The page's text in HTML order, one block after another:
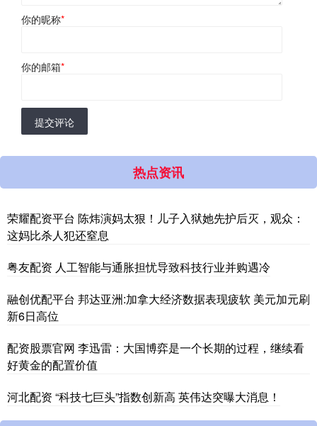
你的昵称*
你的邮箱*
提交评论
热点资讯
荣耀配资平台 陈炜演妈太狠！儿子入狱她先护后灭，观众：
这妈比杀人犯还窒息
粤友配资 人工智能与通胀担忧导致科技行业并购遇冷
融创优配平台 邦达亚洲:加拿大经济数据表现疲软 美元加元刷
新6日高位
配资股票官网 李迅雷：大国博弈是一个长期的过程，继续看
好黄金的配置价值
河北配资 “科技七巨头”指数创新高 英伟达突曝大消息！